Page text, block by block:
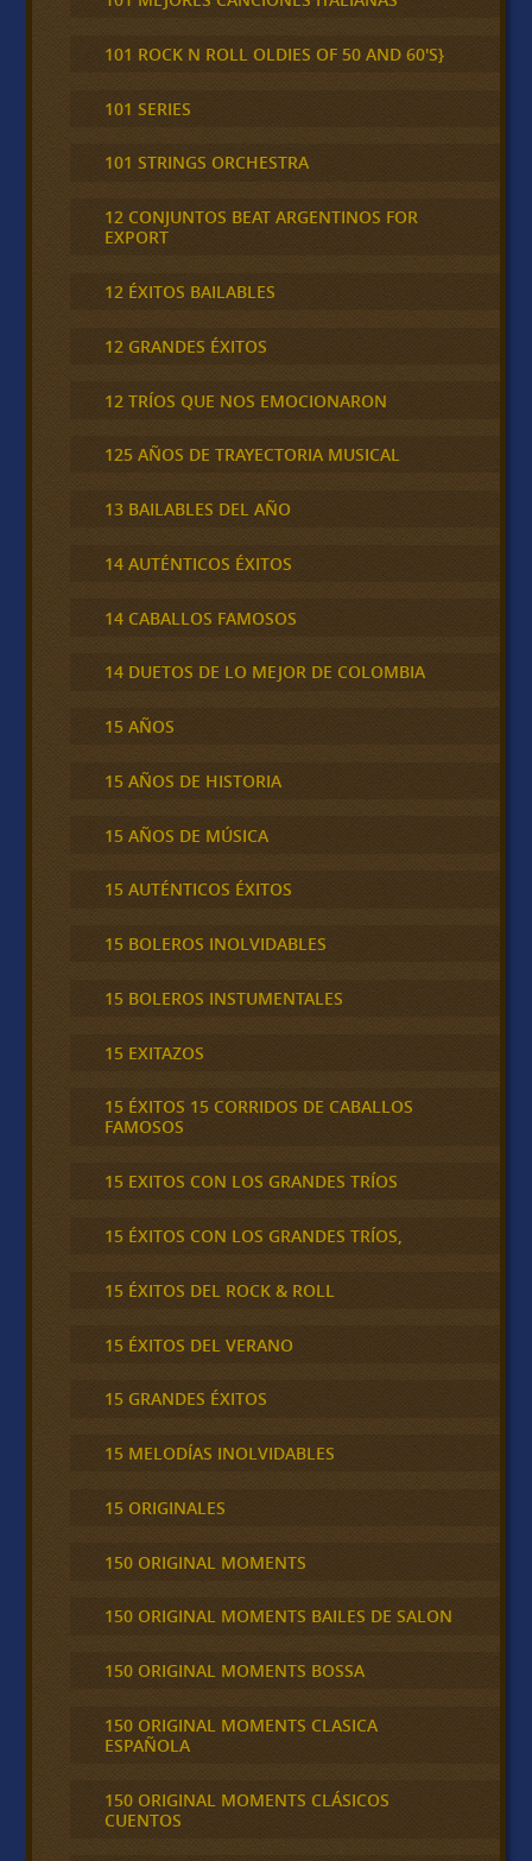
101 ROCK N ROLL OLDIES OF 50 AND 60'S}
101 SERIES
101 STRINGS ORCHESTRA
12 CONJUNTOS BEAT ARGENTINOS FOR
EXPORT
12 ÉXITOS BAILABLES
12 GRANDES ÉXITOS
12 TRÍOS QUE NOS EMOCIONARON
125 AÑOS DE TRAYECTORIA MUSICAL
13 BAILABLES DEL AÑO
14 AUTÉNTICOS ÉXITOS
14 CABALLOS FAMOSOS
14 DUETOS DE LO MEJOR DE COLOMBIA
15 AÑOS
15 AÑOS DE HISTORIA
15 AÑOS DE MÚSICA
15 AUTÉNTICOS ÉXITOS
15 BOLEROS INOLVIDABLES
15 BOLEROS INSTUMENTALES
15 EXITAZOS
15 ÉXITOS 15 CORRIDOS DE CABALLOS
FAMOSOS
15 EXITOS CON LOS GRANDES TRÍOS
15 ÉXITOS CON LOS GRANDES TRÍOS,
15 ÉXITOS DEL ROCK & ROLL
15 ÉXITOS DEL VERANO
15 GRANDES ÉXITOS
15 MELODÍAS INOLVIDABLES
15 ORIGINALES
150 ORIGINAL MOMENTS
150 ORIGINAL MOMENTS BAILES DE SALON
150 ORIGINAL MOMENTS BOSSA
150 ORIGINAL MOMENTS CLASICA
ESPAÑOLA
150 ORIGINAL MOMENTS CLÁSICOS
CUENTOS